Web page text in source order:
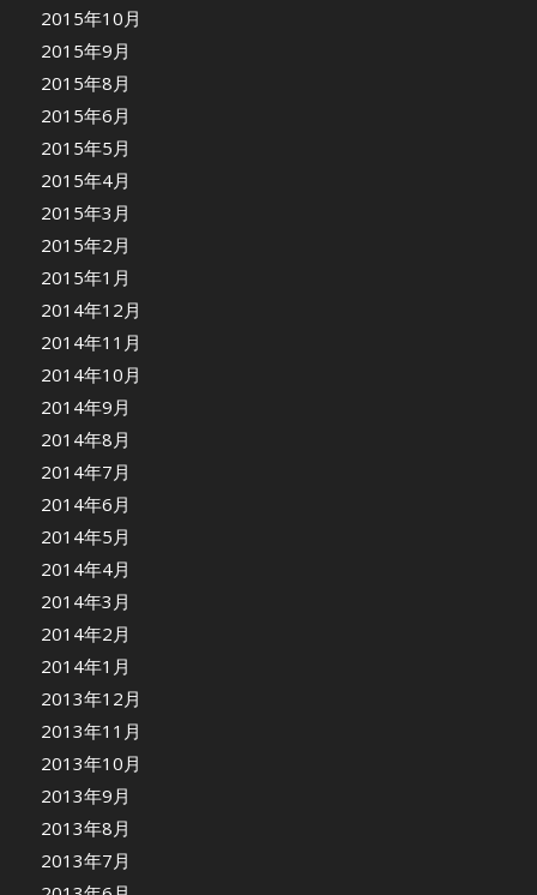
2015年10月
2015年9月
2015年8月
2015年6月
2015年5月
2015年4月
2015年3月
2015年2月
2015年1月
2014年12月
2014年11月
2014年10月
2014年9月
2014年8月
2014年7月
2014年6月
2014年5月
2014年4月
2014年3月
2014年2月
2014年1月
2013年12月
2013年11月
2013年10月
2013年9月
2013年8月
2013年7月